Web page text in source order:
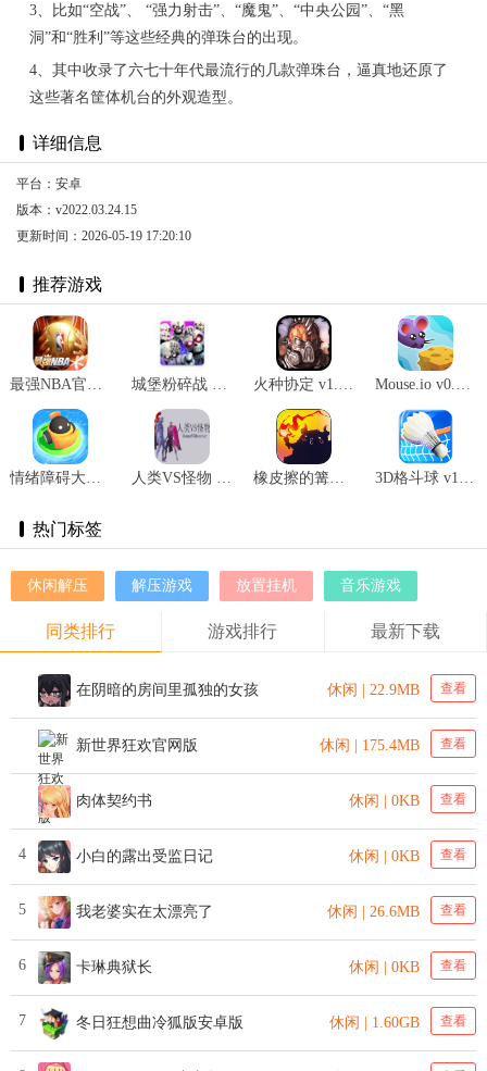
3、比如“空战”、 “强力射击”、“魔鬼”、“中央公园”、“黑
洞”和“胜利”等这些经典的弹珠台的出现。
4、其中收录了六七十年代最流行的几款弹珠台，逼真地还原了
这些著名筐体机台的外观造型。
详细信息
平台：安卓
版本：v2022.03.24.15
更新时间：2026-05-19 17:20:10
推荐游戏
热门标签
休闲解压 解压游戏 放置挂机 音乐游戏
同类排行 游戏排行 最新下载
在阴暗的房间里孤独的女孩 休闲 | 22.9MB 查看
新世界狂欢官网版 休闲 | 175.4MB 查看
肉体契约书 休闲 | 0KB 查看
4 小白的露出受监日记 休闲 | 0KB 查看
5 我老婆实在太漂亮了 休闲 | 26.6MB 查看
6 卡琳典狱长 休闲 | 0KB 查看
7 冬日狂想曲冷狐版安卓版 休闲 | 1.60GB 查看